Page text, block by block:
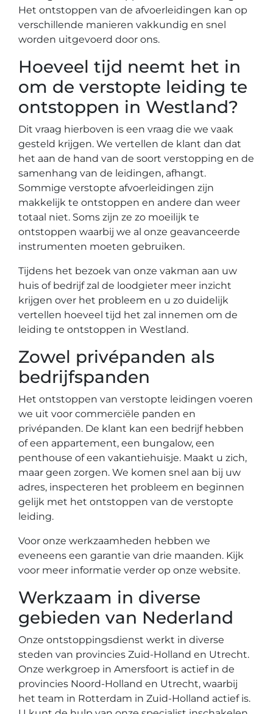
Het ontstoppen van de afvoerleidingen kan op
verschillende manieren vakkundig en snel
worden uitgevoerd door ons.
Hoeveel tijd neemt het in
om de verstopte leiding te
ontstoppen in Westland?
Dit vraag hierboven is een vraag die we vaak
gesteld krijgen. We vertellen de klant dan dat
het aan de hand van de soort verstopping en de
samenhang van de leidingen, afhangt.
Sommige verstopte afvoerleidingen zijn
makkelijk te ontstoppen en andere dan weer
totaal niet. Soms zijn ze zo moeilijk te
ontstoppen waarbij we al onze geavanceerde
instrumenten moeten gebruiken.
Tijdens het bezoek van onze vakman aan uw
huis of bedrijf zal de loodgieter meer inzicht
krijgen over het probleem en u zo duidelijk
vertellen hoeveel tijd het zal innemen om de
leiding te ontstoppen in Westland.
Zowel privépanden als
bedrijfspanden
Het ontstoppen van verstopte leidingen voeren
we uit voor commerciële panden en
privépanden. De klant kan een bedrijf hebben
of een appartement, een bungalow, een
penthouse of een vakantiehuisje. Maakt u zich,
maar geen zorgen. We komen snel aan bij uw
adres, inspecteren het probleem en beginnen
gelijk met het ontstoppen van de verstopte
leiding.
Voor onze werkzaamheden hebben we
eveneens een garantie van drie maanden. Kijk
voor meer informatie verder op onze website.
Werkzaam in diverse
gebieden van Nederland
Onze ontstoppingsdienst werkt in diverse
steden van provincies Zuid-Holland en Utrecht.
Onze werkgroep in Amersfoort is actief in de
provincies Noord-Holland en Utrecht, waarbij
het team in Rotterdam in Zuid-Holland actief is.